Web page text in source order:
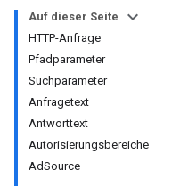
Auf dieser Seite
HTTP-Anfrage
Pfadparameter
Suchparameter
Anfragetext
Antworttext
Autorisierungsbereiche
AdSource